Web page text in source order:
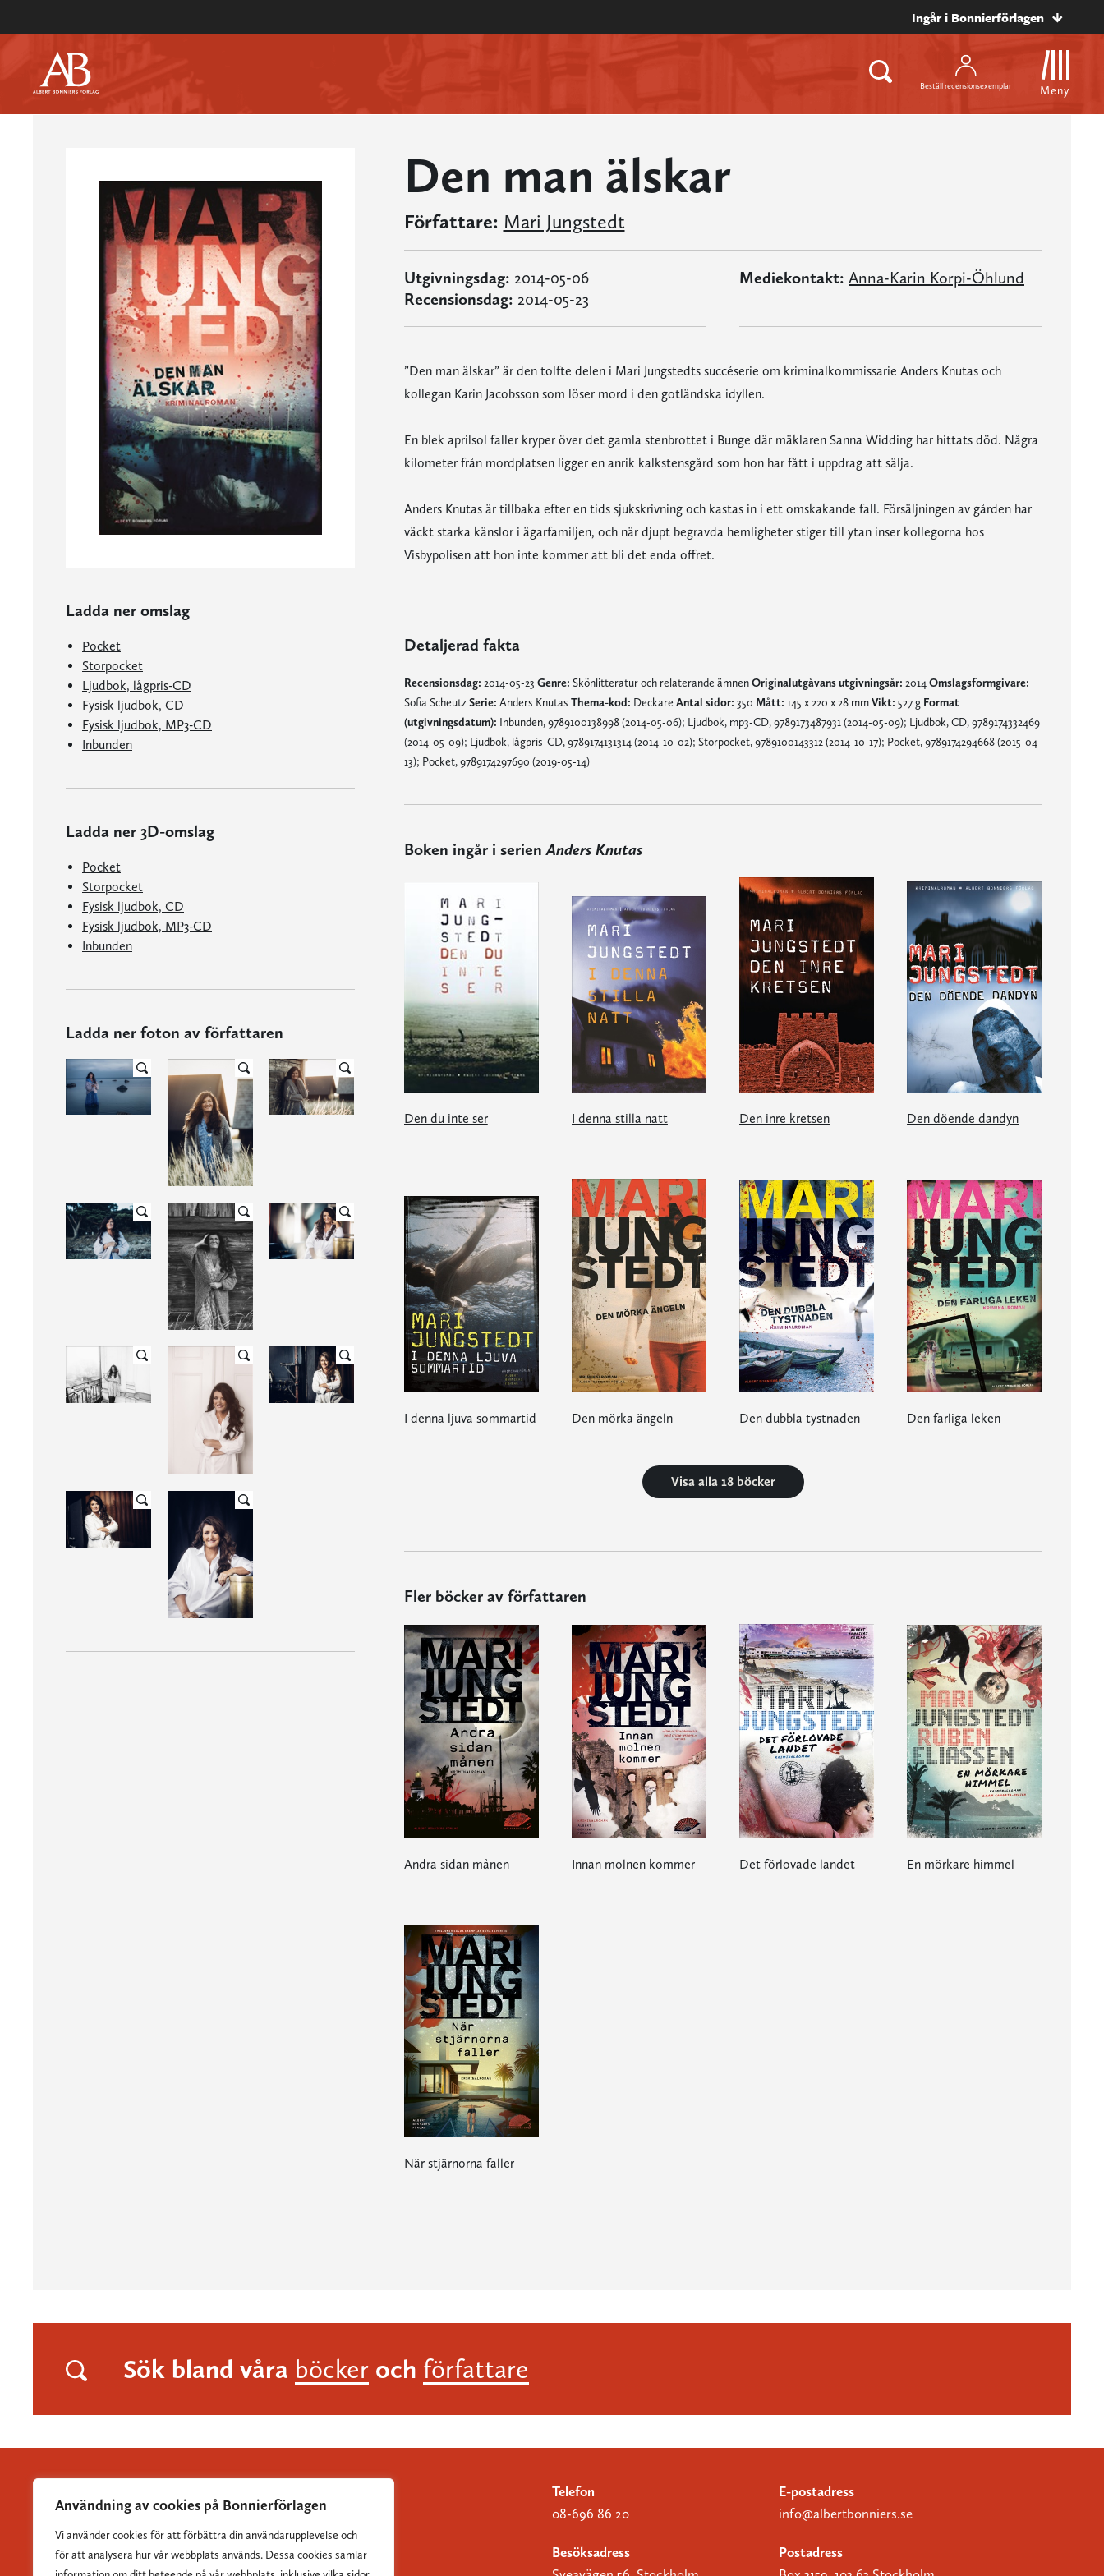
Användning av cookies på Bonnierförlagen
Vi använder cookies för att förbättra din användarupplevelse och
för att analysera hur vår webbplats används. Dessa cookies samlar
Ingår i Bonnierförlagen
Beställ recensionsexemplar Meny
Ladda ner omslag
Pocket
Storpocket
Ljudbok, lågpris-CD
Fysisk ljudbok, CD
Fysisk ljudbok, MP3-CD
Inbunden
Ladda ner 3D-omslag
Pocket
Storpocket
Fysisk ljudbok, CD
Fysisk ljudbok, MP3-CD
Inbunden
Ladda ner foton av författaren
Den man älskar
Författare: Mari Jungstedt
Utgivningsdag: 2014-05-06
Recensionsdag: 2014-05-23
Mediekontakt: Anna-Karin Korpi-Öhlund
”Den man älskar” är den tolfte delen i Mari Jungstedts succéserie om kriminalkommissarie Anders Knutas och
kollegan Karin Jacobsson som löser mord i den gotländska idyllen.
En blek aprilsol faller kryper över det gamla stenbrottet i Bunge där mäklaren Sanna Widding har hittats död. Några
kilometer från mordplatsen ligger en anrik kalkstensgård som hon har fått i uppdrag att sälja.
Anders Knutas är tillbaka efter en tids sjukskrivning och kastas in i ett omskakande fall. Försäljningen av gården har
väckt starka känslor i ägarfamiljen, och när djupt begravda hemligheter stiger till ytan inser kollegorna hos
Visbypolisen att hon inte kommer att bli det enda offret.
Detaljerad fakta
Recensionsdag: 2014-05-23 Genre: Skönlitteratur och relaterande ämnenOriginalutgåvans utgivningsår: 2014 Omslagsformgivare:
Sofia ScheutzSerie: Anders Knutas Thema-kod: Deckare Antal sidor: 350 Mått: 145 x 220 x 28 mmVikt: 527 g Format
(utgivningsdatum): Inbunden, 9789100138998 (2014-05-06); Ljudbok, mp3-CD, 9789173487931 (2014-05-09); Ljudbok, CD, 9789174332469
(2014-05-09); Ljudbok, lågpris-CD, 9789174131314 (2014-10-02); Storpocket, 9789100143312 (2014-10-17); Pocket, 9789174294668 (2015-04-
13); Pocket, 9789174297690 (2019-05-14)
Boken ingår i serienAnders Knutas
Den du inte ser I denna stilla natt Den inre kretsen Den döende dandyn
I denna ljuva sommartid Den mörka ängeln Den dubbla tystnaden Den farliga leken
Visa alla 18 böcker
Fler böcker av författaren
Andra sidan månen Innan molnen kommer Det förlovade landet En mörkare himmel
När stjärnorna faller
Sök bland våra böcker och författare
Albert Bonniers Förlag grundades 1837 och är Sveriges
Telefon
08-696 86 20
E-postadress
info@albertbonniers.se
Besöksadress
Postadress